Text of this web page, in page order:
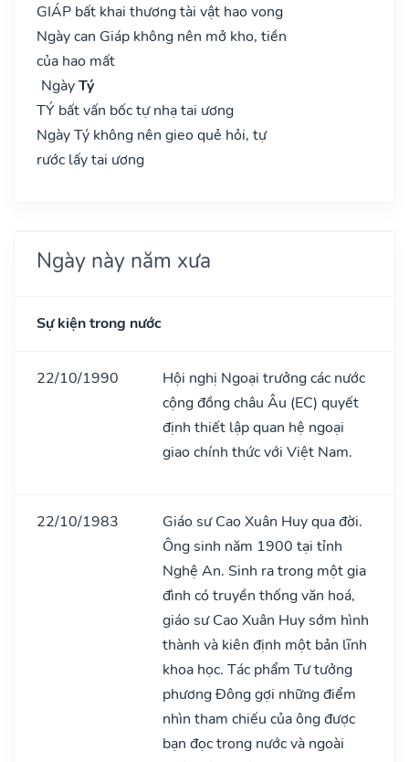
GIÁP bất khai thương tài vật hao vong
Ngày can Giáp không nên mở kho, tiền
của hao mất
NgàyTý
TÝ bất vấn bốc tự nhạ tai ương
Ngày Tý không nên gieo quẻ hỏi, tự
rước lấy tai ương
Ngày này năm xưa
Sự kiện trong nước
22/10/1990
Hội nghị Ngoại trưởng các nước
cộng đồng châu Âu (EC) quyết
định thiết lập quan hệ ngoại
giao chính thức với Việt Nam.
22/10/1983
Giáo sư Cao Xuân Huy qua đời.
Ông sinh năm 1900 tại tỉnh
Nghệ An. Sinh ra trong một gia
đình có truyền thống văn hoá,
giáo sư Cao Xuân Huy sớm hình
thành và kiên định một bản lĩnh
khoa học. Tác phẩm Tư tưởng
phương Đông gợi những điểm
nhìn tham chiếu của ông được
bạn đọc trong nước và ngoài